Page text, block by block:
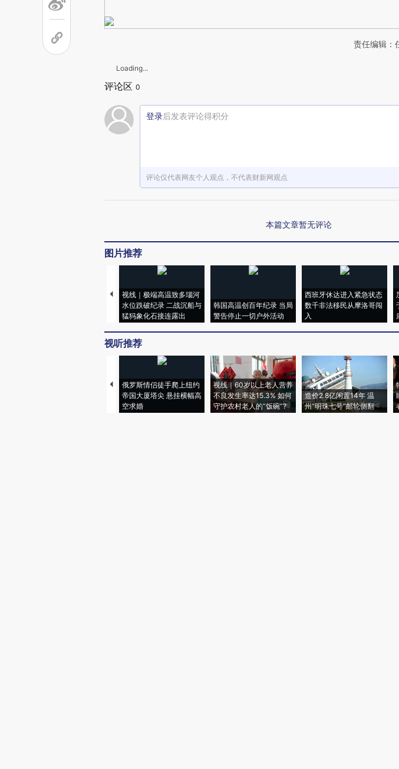
责任编辑：
Loading...
评论区 0
登录后发表评论得积分
评论仅代表网友个人观点，不代表财新网观点
本篇文章暂无评论
图片推荐
视线｜极端高温致多瑙河
水位跌破纪录 二战沉船与
猛犸象化石接连露出
韩国高温创百年纪录 当局
警告停止一切户外活动
西班牙休达进入紧急状态
数千非法移民从摩洛哥闯
入
视听推荐
俄罗斯情侣徒手爬上纽约
帝国大厦塔尖 悬挂横幅高
空求婚
视线｜60岁以上老人营养
不良发生率达15.3% 如何
守护农村老人的“饭碗”?
造价2.8亿闲置14年 温
州“明珠七号”邮轮侧翻